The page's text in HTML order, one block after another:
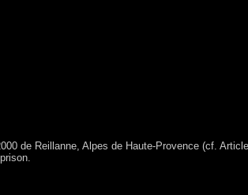
de Reillanne, Alpes de Haute-Provence (cf.